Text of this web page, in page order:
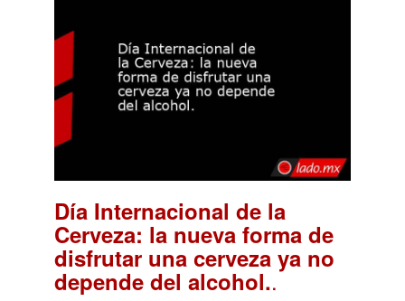
Día Internacional de la
Cerveza: la nueva forma de
disfrutar una cerveza ya no
depende del alcohol..